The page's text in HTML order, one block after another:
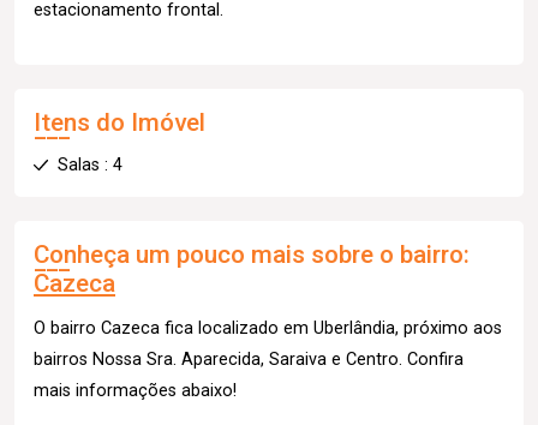
estacionamento frontal.
Itens do Imóvel
Salas : 4
Conheça um pouco mais sobre o bairro:
Cazeca
O bairro Cazeca fica localizado em Uberlândia, próximo aos
bairros Nossa Sra. Aparecida, Saraiva e Centro. Confira
mais informações abaixo!